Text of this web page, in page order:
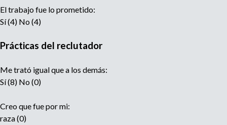
El trabajo fue lo prometido:
Sí (4) No (4)
Prácticas del reclutador
Me trató igual que a los demás:
Sí (8) No (0)
Creo que fue por mi:
raza (0)